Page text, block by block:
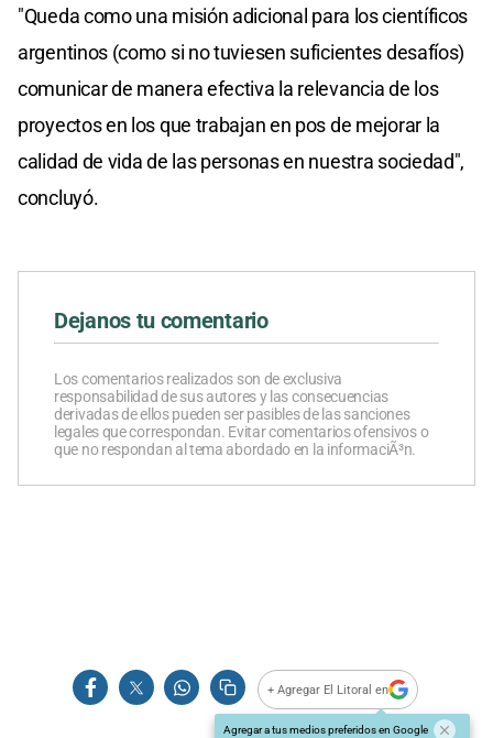
"Queda como una misión adicional para los científicos
argentinos (como si no tuviesen suficientes desafíos)
comunicar de manera efectiva la relevancia de los
proyectos en los que trabajan en pos de mejorar la
calidad de vida de las personas en nuestra sociedad",
concluyó.
Dejanos tu comentario
Los comentarios realizados son de exclusiva
responsabilidad de sus autores y las consecuencias
derivadas de ellos pueden ser pasibles de las sanciones
legales que correspondan. Evitar comentarios ofensivos o
que no respondan al tema abordado en la informaciÃ³n.
+ Agregar El Litoral en
Agregar a tus medios preferidos en Google